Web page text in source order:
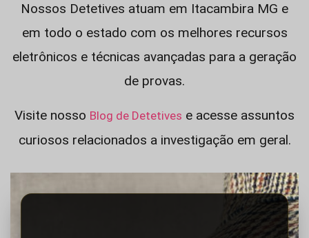
Nossos Detetives atuam em Itacambira MG e
em todo o estado com os melhores recursos
eletrônicos e técnicas avançadas para a geração
de provas.
Visite nosso Blog de Detetives e acesse assuntos
curiosos relacionados a investigação em geral.